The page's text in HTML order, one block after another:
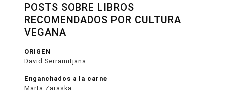
POSTS SOBRE LIBROS
RECOMENDADOS POR CULTURA
VEGANA
ORIGEN
David Serramitjana
Enganchados a la carne
Marta Zaraska